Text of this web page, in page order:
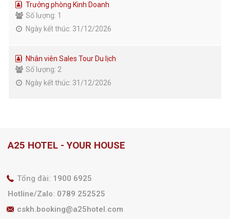
Trưởng phòng Kinh Doanh
Số lượng: 1
Ngày kết thúc: 31/12/2026
Nhân viên Sales Tour Du lịch
Số lượng: 2
Ngày kết thúc: 31/12/2026
A25 HOTEL - YOUR HOUSE
Tổng đài: 1900 6925
Hotline/Zalo: 0789 252525
cskh.booking@a25hotel.com